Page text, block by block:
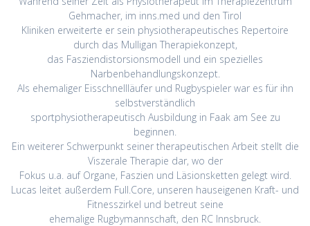
Gehmacher, im inns.med und den Tirol
Kliniken erweiterte er sein physiotherapeutisches Repertoire
durch das Mulligan Therapiekonzept,
das Fasziendistorsionsmodell und ein spezielles
Narbenbehandlungskonzept.
Als ehemaliger Eisschnellläufer und Rugbyspieler war es für ihn
selbstverständlich
sportphysiotherapeutisch Ausbildung in Faak am See zu
beginnen.
Ein weiterer Schwerpunkt seiner therapeutischen Arbeit stellt die
Viszerale Therapie dar, wo der
Fokus u.a. auf Organe, Faszien und Läsionsketten gelegt wird.
Lucas leitet außerdem Full.Core, unseren hauseigenen Kraft- und
Fitnesszirkel und betreut seine
ehemalige Rugbymannschaft, den RC Innsbruck.